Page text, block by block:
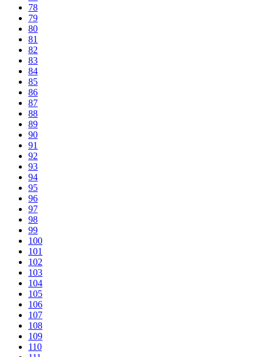
78
79
80
81
82
83
84
85
86
87
88
89
90
91
92
93
94
95
96
97
98
99
100
101
102
103
104
105
106
107
108
109
110